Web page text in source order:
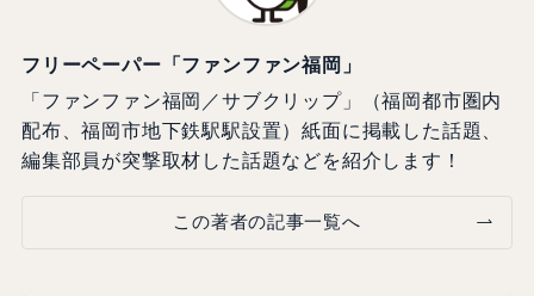
フリーペーパー「ファンファン福岡」
「ファンファン福岡／サブクリップ」（福岡都市圏内
配布、福岡市地下鉄駅駅設置）紙面に掲載した話題、
編集部員が突撃取材した話題などを紹介します！
この著者の記事一覧へ